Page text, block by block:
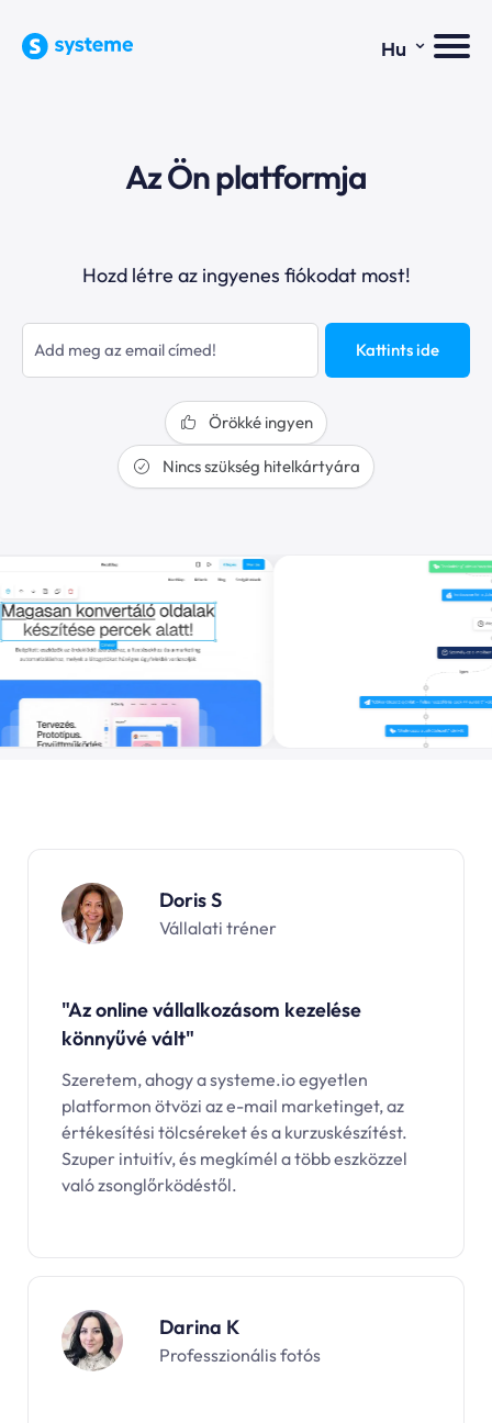
Hu ⌄
Az Ön platformja
Hozd létre az ingyenes fiókodat most!
Kattints ide
Örökké ingyen
Nincs szükség hitelkártyára
Doris S
Vállalati tréner
"Az online vállalkozásom kezelése
könnyűvé vált"
Szeretem, ahogy asysteme.ioegyetlen
platformon ötvözi az e-mail marketinget, az
értékesítési tölcséreket és a kurzuskészítést.
Szuper intuitív, és megkímél a több eszközzel
való zsonglőrködéstől.
Darina K
Professzionális fotós